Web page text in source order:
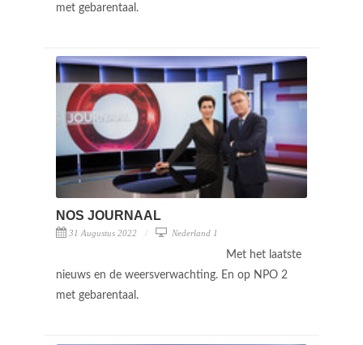
met gebarentaal.
NOS JOURNAAL
31 Augustus 2022 Nederland 1
Met het laatste
nieuws en de weersverwachting. En op NPO 2
met gebarentaal.